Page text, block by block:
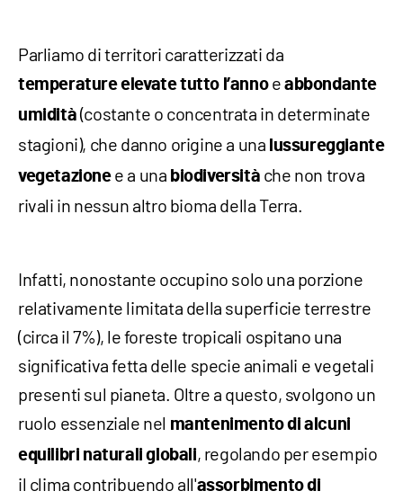
Parliamo di territori caratterizzati da
temperature elevatetutto l’annoeabbondante
umidità (costante o concentrata in determinate
stagioni), che danno origine a una lussureggiante
vegetazionee a una biodiversità che non trova
rivali in nessun altro bioma della Terra.
Infatti, nonostante occupino solo una porzione
relativamente limitata della superficie terrestre
(circa il 7%), le foreste tropicali ospitano una
significativa fetta delle specie animali e vegetali
presenti sul pianeta. Oltre a questo, svolgono un
ruolo essenziale nel mantenimento di alcuni
equilibri naturali globali, regolando per esempio
il clima contribuendo all'assorbimento di